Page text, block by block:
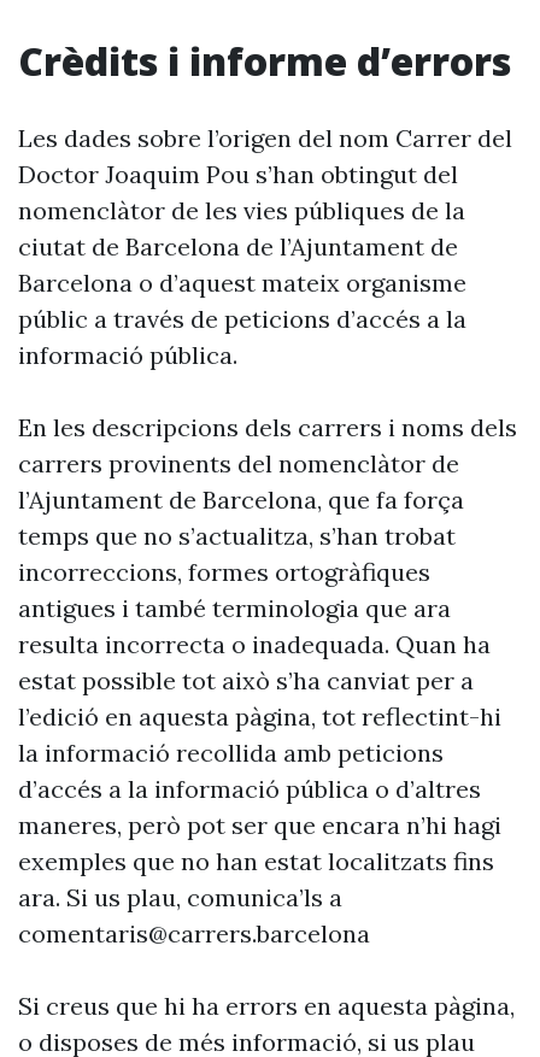
Crèdits i informe d’errors
Les dades sobre l’origen del nom Carrer del
Doctor Joaquim Pou s’han obtingut del
nomenclàtor de les vies públiques de la
ciutat de Barcelona de l’Ajuntament de
Barcelona o d’aquest mateix organisme
públic a través de peticions d’accés a la
informació pública.
En les descripcions dels carrers i noms dels
carrers provinents del nomenclàtor de
l’Ajuntament de Barcelona, que fa força
temps que no s’actualitza, s’han trobat
incorreccions, formes ortogràfiques
antigues i també terminologia que ara
resulta incorrecta o inadequada. Quan ha
estat possible tot això s’ha canviat per a
l’edició en aquesta pàgina, tot reflectint-hi
la informació recollida amb peticions
d’accés a la informació pública o d’altres
maneres, però pot ser que encara n’hi hagi
exemples que no han estat localitzats fins
ara. Si us plau, comunica’ls a
comentaris@carrers.barcelona
Si creus que hi ha errors en aquesta pàgina,
o disposes de més informació, si us plau